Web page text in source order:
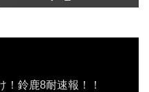
！鈴鹿8耐速報！！